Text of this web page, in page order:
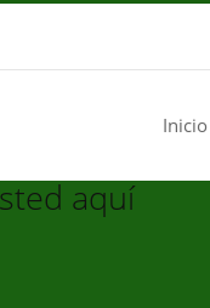
Inicio
aquí